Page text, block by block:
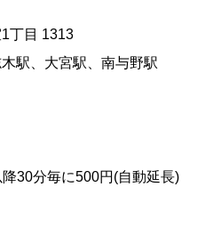
1丁目 1313
駅、大宮駅、南与野駅
30分毎に500円(自動延長)